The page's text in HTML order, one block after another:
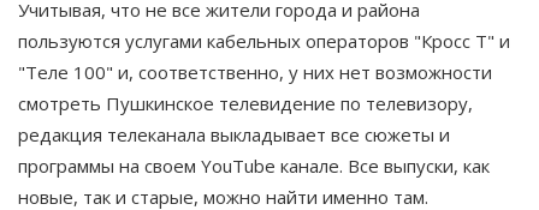
Учитывая, что не все жители города и района
пользуются услугами кабельных операторов "Кросс Т" и
"Теле 100" и, соответственно, у них нет возможности
смотреть Пушкинское телевидение по телевизору,
редакция телеканала выкладывает все сюжеты и
программы на своем YouTube канале. Все выпуски, как
новые, так и старые, можно найти именно там.